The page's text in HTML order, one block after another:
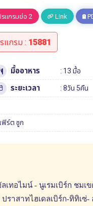
รแกรมย่อ 2 Link
แกรม : 15881
มื้ออาหาร : 13 มื้อ
ระยะเวลา : 8วัน 5คืน
ฟิร์ต ซูก
ทอไมน์ - นูเรมเบิร์ก ชมเข
ราสาทไฮเดลเบิร์ก-ทิทิเซ่-